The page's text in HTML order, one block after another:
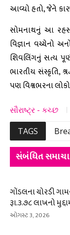
આવ્યો હતો, જેને
સોમનાથનું આ
વિજ્ઞાન વચ્ચેનો
શિવલિંગનું સત્ય
ભારતીય સંસ્કૃતિ,
પણ વિશ્વભરના
સૌરાષ્ટ્ર - કચ્છ
TAGS
સંબંધિત
ગોંડલના ચોરડી
રૂા.૩.૭૮ લાખનો
ઓગસ્ટ 3, 2026